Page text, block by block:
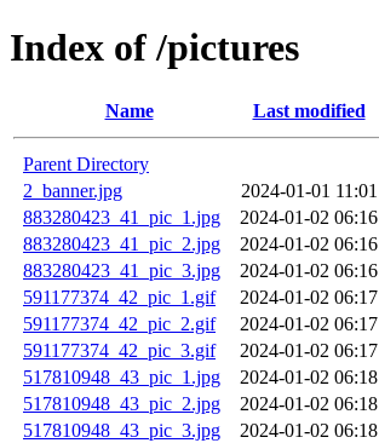
Index of /pictures
Name Last modified
Parent Directory
2_banner.jpg
2024-01-01 11:01
883280423_41_pic_1.jpg
2024-01-02 06:16
883280423_41_pic_2.jpg
2024-01-02 06:16
883280423_41_pic_3.jpg
2024-01-02 06:16
591177374_42_pic_1.gif
2024-01-02 06:17
591177374_42_pic_2.gif
2024-01-02 06:17
591177374_42_pic_3.gif
2024-01-02 06:17
517810948_43_pic_1.jpg
2024-01-02 06:18
517810948_43_pic_2.jpg
2024-01-02 06:18
517810948_43_pic_3.jpg
2024-01-02 06:18